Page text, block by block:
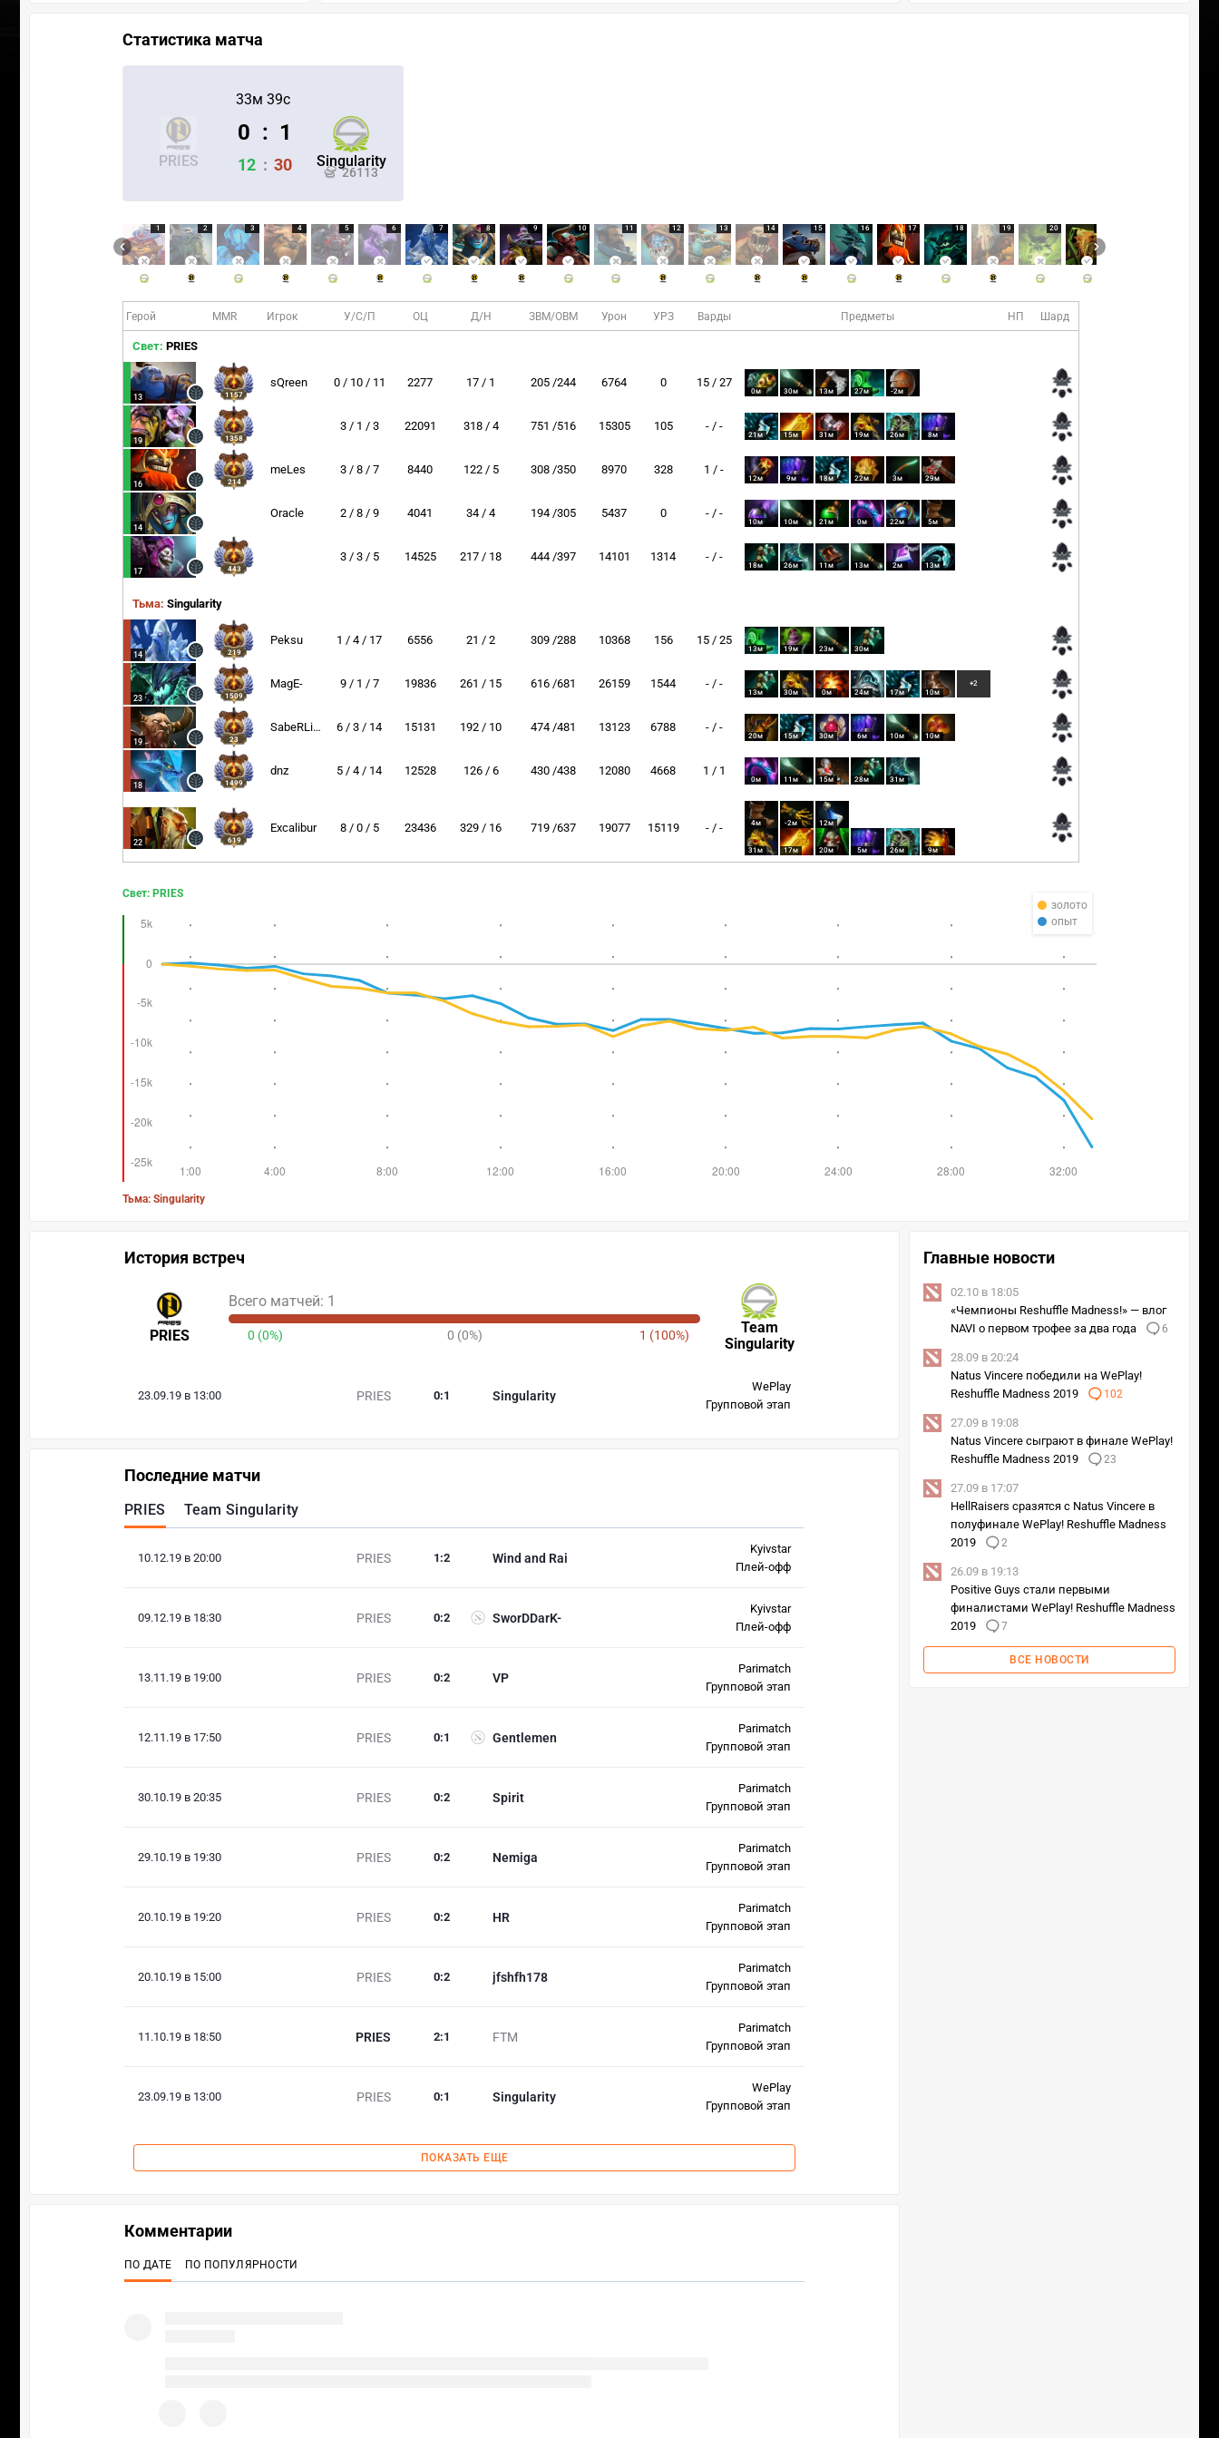
Статистика матча
33м 39с
PRIES Singularity
26113
0 : 1
12 : 30
1 2 3 4 5 6 7 8 9 10 11 12 13 14 15 16 17 18 19 20
Герой MMR Игрок У/С/П ОЦ Д/Н ЗВМ/ОВМ Урон УРЗ Варды Предметы НП Шард
Свет: PRIES
13 1157
sQreen 0 / 10 / 11 2277 17 / 1 205 /244 6764 0 15 / 27
0м 30м 13м 27м -2м
19 1358
3 / 1 / 3 22091 318 / 4 751 /516 15305 105 - / -
21м 15м 31м 19м 26м 8м
16 214
meLes 3 / 8 / 7 8440 122 / 5 308 /350 8970 328 1 / -
12м 9м 18м 22м 3м 29м
14
Oracle 2 / 8 / 9 4041 34 / 4 194 /305 5437 0 - / -
10м 10м 21м 0м 22м 5м
17 443
3 / 3 / 5 14525 217 / 18 444 /397 14101 1314 - / -
18м 26м 11м 13м 2м 13м
Тьма: Singularity
14 219
Peksu 1 / 4 / 17 6556 21 / 2 309 /288 10368 156 15 / 25
13м 19м 23м 30м
23 1509
MagE- 9 / 1 / 7 19836 261 / 15 616 /681 26159 1544 - / -
13м 30м 0м 24м 17м 10м
+2
19 23
SabeRLight- 6 / 3 / 14 15131 192 / 10 474 /481 13123 6788 - / -
20м 15м 30м 6м 10м 10м
18 1499
dnz 5 / 4 / 14 12528 126 / 6 430 /438 12080 4668 1 / 1
0м 11м 15м 28м 31м
22 619
Excalibur 8 / 0 / 5 23436 329 / 16 719 /637 19077 15119 - / - 4м -2м 12м
31м 17м 20м 5м 26м 9м
золото
опыт
Свет: PRIES
Тьма: Singularity
История встреч
PRIES
Team
Singularity
Всего матчей: 1
0 (0%) 0 (0%) 1 (100%)
23.09.19 в 13:00 PRIES Singularity
0:1
WePlay
Групповой этап
Последние матчи
PRIES Team Singularity
10.12.19 в 20:00 PRIES Wind and Rai
1 :2
Kyivstar
Плей-офф
09.12.19 в 18:30 PRIES SworDDarK-
0:2
Kyivstar
Плей-офф
13.11.19 в 19:00 PRIES VP
0:2
Parimatch
Групповой этап
12.11.19 в 17:50 PRIES Gentlemen
0:1
Parimatch
Групповой этап
30.10.19 в 20:35 PRIES Spirit
0:2
Parimatch
Групповой этап
29.10.19 в 19:30 PRIES Nemiga
0:2
Parimatch
Групповой этап
20.10.19 в 19:20 PRIES HR
0:2
Parimatch
Групповой этап
20.10.19 в 15:00 PRIES jfshfh178
0:2
Parimatch
Групповой этап
11.10.19 в 18:50 PRIES FTM
2:1
Parimatch
Групповой этап
23.09.19 в 13:00 PRIES Singularity
0:1
WePlay
Групповой этап
ПОКАЗАТЬ ЕЩЕ
Главные новости
02.10 в 18:05
«Чемпионы Reshuffle Madness!» — влог
NAVI о первом трофее за два года
6
28.09 в 20:24
Natus Vincere победили на WePlay!
Reshuffle Madness 2019
102
27.09 в 19:08
Natus Vincere сыграют в финале WePlay!
Reshuffle Madness 2019
23
27.09 в 17:07
HellRaisers сразятся с Natus Vincere в
полуфинале WePlay! Reshuffle Madness
2019
2
26.09 в 19:13
Positive Guys стали первыми
финалистами WePlay! Reshuffle Madness
2019
7
ВСЕ НОВОСТИ
Комментарии
ПО ДАТЕ ПО ПОПУЛЯРНОСТИ